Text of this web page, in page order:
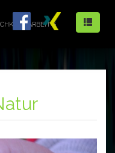
&